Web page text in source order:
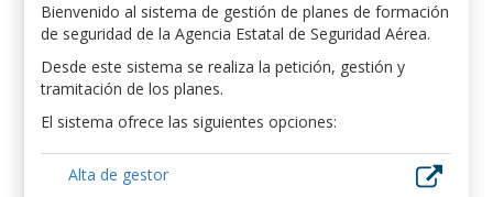
Bienvenido al sistema de gestión de planes de formación
de seguridad de la Agencia Estatal de Seguridad Aérea.
Desde este sistema se realiza la petición, gestión y
tramitación de los planes.
El sistema ofrece las siguientes opciones:
Alta de gestor